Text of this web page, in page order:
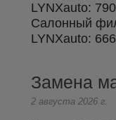
LYNXauto:
Салонный
LYNXauto:
Замена
2 августа 2026 г.